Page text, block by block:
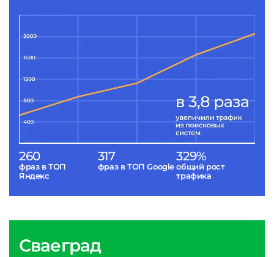
260
фраз в ТОП
Яндекс
317
фраз в ТОП Google
329%
общий рост
трафика
Сваеград